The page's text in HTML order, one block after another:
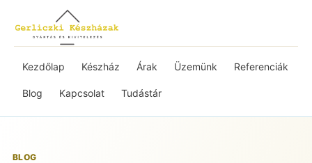
Kezdőlap Készház Árak Üzemünk Referenciák
Blog Kapcsolat Tudástár
BLOG